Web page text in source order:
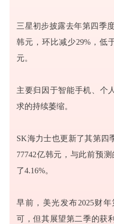
三星初步披露去年第四季
韩元，环比减少29%，低
元。
主要归因于智能手机、个
求的持续萎缩。
SK海力士也更新了其第四
77742亿韩元，与此前预
了4.16%。
早前，美光发布2025财年
可，但其展望第二季的获